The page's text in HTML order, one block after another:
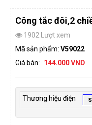
Công tắc đôi,2
1902 Lượt xem
Mã sản phẩm: V59022
Giá bán:
144.000 VND
Thương hiệu điện